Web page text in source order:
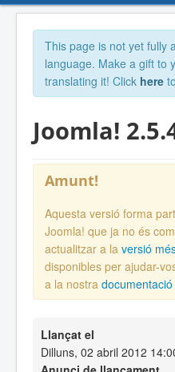
This page is not yet fully
language. Make a gift to
translating it! Click here
Joomla!
Amunt!
Aquesta versió forma
Joomla! que ja no és
actualitzar a la versió
disponibles per ajudar-
a la nostra
Llançat el
Dilluns, 02 abril 2012